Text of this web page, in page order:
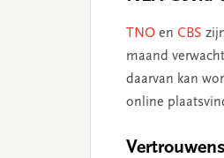
TNO en CBS
maand
daarvan kan
online